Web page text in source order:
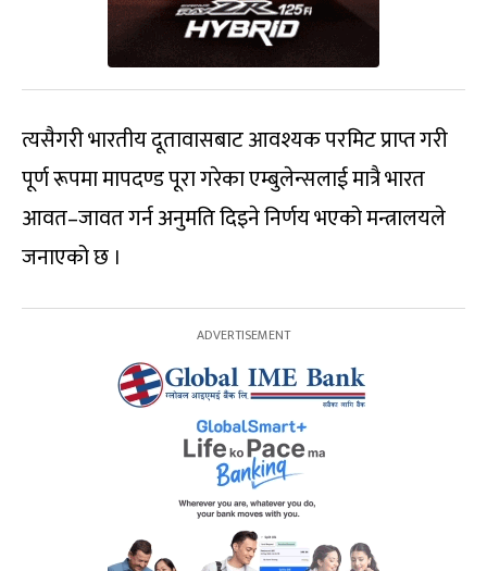
त्यसैगरी भारतीय दूतावासबाट आवश्यक परमिट प्राप्त गरी
पूर्ण रूपमा मापदण्ड पूरा गरेका एम्बुलेन्सलाई मात्रै भारत
आवत–जावत गर्न अनुमति दिइने निर्णय भएको मन्त्रालयले
जनाएको छ ।